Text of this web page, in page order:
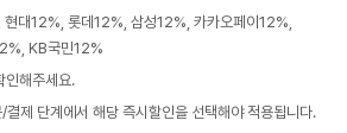
현대12%, 롯데12%, 삼성12%, 카카오페이12%,
KB국민12%
인해주세요.
결제 단계에서 해당 즉시할인을 선택해야 적용됩니다.